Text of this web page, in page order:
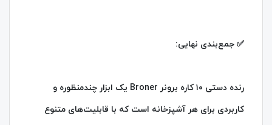
✅ جمع‌بندی نهایی:
رنده دستی ۱۰ کاره برونر Broner یک ابزار چندمنظوره و
کاربردی برای هر آشپزخانه است که با قابلیت‌های متنوع